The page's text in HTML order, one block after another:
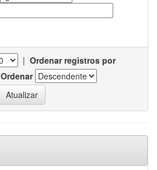
| Ordenar registros por
Ordenar